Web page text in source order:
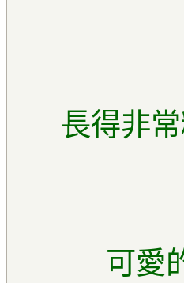
長得非
可愛